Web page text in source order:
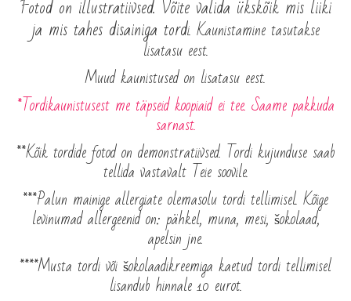
Fotod on illustratiivsed. Võite valida ükskõik mis liiki
ja mis tahes disainiga tordi. Kaunistamine tasutakse
lisatasu eest.
Muud kaunistused on lisatasu eest.
*Tordikaunistusest me täpseid koopiaid ei tee. Saame pakkuda
sarnast.
**Kõik tordide fotod on demonstratiivsed. Tordi kujunduse saab
tellida vastavalt Teie soovile.
***Palun mainige allergiate olemasolu tordi tellimisel. Kõige
levinumad allergeenid on: pähkel, muna, mesi, šokolaad,
apelsin jne.
****Musta tordi või šokolaadikreemiga kaetud tordi tellimisel
lisandub hinnale 10 eurot.